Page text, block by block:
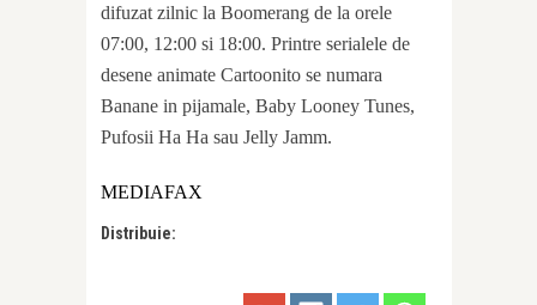
difuzat zilnic la Boomerang de la orele
07:00, 12:00 si 18:00. Printre serialele de
desene animate Cartoonito se numara
Banane in pijamale, Baby Looney Tunes,
Pufosii Ha Ha sau Jelly Jamm.
MEDIAFAX
Distribuie: